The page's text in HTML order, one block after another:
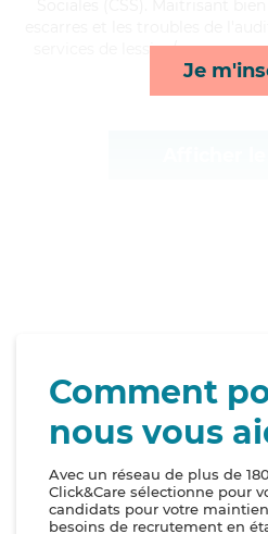
Je
services de lessive/repassage,
Comment
nous vous
Avec un réseau de plus de
Click&Care sélectionne pour
candidats pour votre
besoins de recrutement en